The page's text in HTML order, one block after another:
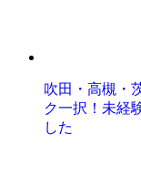
吹田・高槻・
ク一択！未経
した